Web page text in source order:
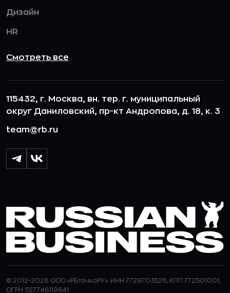
Дизайн
HR
Смотреть все
115432, г. Москва, вн. тер. г. муниципальный
округ Даниловский, пр-кт Андропова, д. 18, к. 3
team@rb.ru
© 2012-2026 ООО «РБточкаРУ». ИНН 7729703526, КПП 772501001,
ОГРН 1127746119841